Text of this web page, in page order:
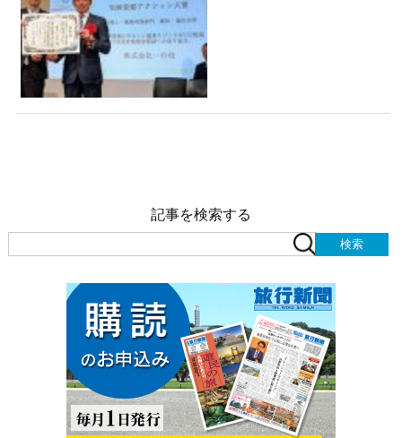
記事を検索する